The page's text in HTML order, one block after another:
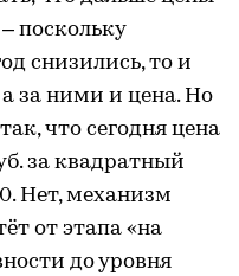
поскольку
снизились, то и
за ними и цена. Но
что сегодня цена
за квадратный
Нет, механизм
от этапа «на
до уровня